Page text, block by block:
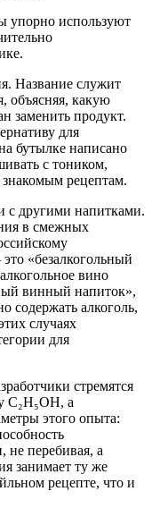
упорно используют
Название служит
объясняя, какую
заменить продукт.
для
бутылке написано
с тоником,
рецептам.
с другими напитками.
в смежных
«безалкогольный
вино
винный напиток»,
содержать алкоголь,
случаях
для
стремятся
C₂H₅OH, а
этого опыта:
не перебивая, а
занимает ту же
рецепте, что и